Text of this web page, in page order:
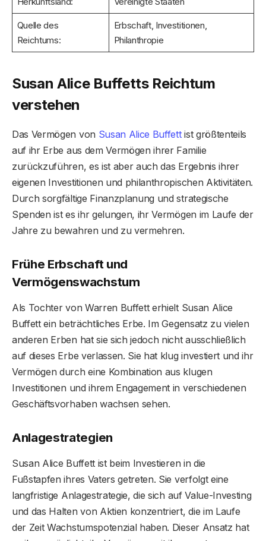
Quelle des
Reichtums:
Erbschaft, Investitionen,
Philanthropie
Susan Alice Buffetts Reichtum
verstehen
Das Vermögen von Susan Alice Buffettist größtenteils
auf ihr Erbe aus dem Vermögen ihrer Familie
zurückzuführen, es ist aber auch das Ergebnis ihrer
eigenen Investitionen und philanthropischen Aktivitäten.
Durch sorgfältige Finanzplanung und strategische
Spenden ist es ihr gelungen, ihr Vermögen im Laufe der
Jahre zu bewahren und zu vermehren.
Frühe Erbschaft und
Vermögenswachstum
Als Tochter von Warren Buffett erhielt Susan Alice
Buffett ein beträchtliches Erbe. Im Gegensatz zu vielen
anderen Erben hat sie sich jedoch nicht ausschließlich
auf dieses Erbe verlassen. Sie hat klug investiert und ihr
Vermögen durch eine Kombination aus klugen
Investitionen und ihrem Engagement in verschiedenen
Geschäftsvorhaben wachsen sehen.
Anlagestrategien
Susan Alice Buffett ist beim Investieren in die
Fußstapfen ihres Vaters getreten. Sie verfolgt eine
langfristige Anlagestrategie, die sich auf Value-Investing
und das Halten von Aktien konzentriert, die im Laufe
der Zeit Wachstumspotenzial haben. Dieser Ansatz hat